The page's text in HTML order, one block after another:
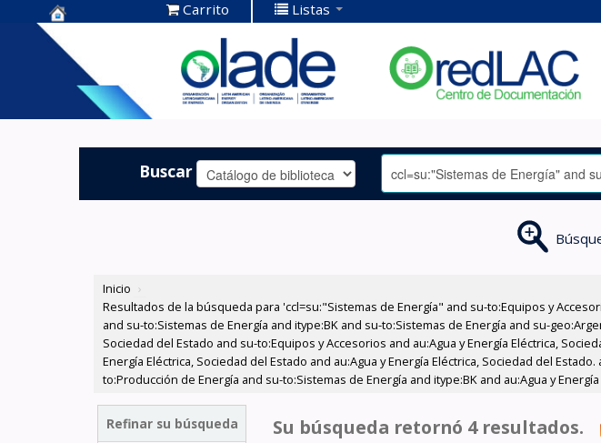
Centro de
Documentación
OLADE -
Carrito Listas
Buscar
Inicio ›
Resultados de la búsqueda para 'ccl=su:"Sistemas de Energía" and su-to:Equipos y
and su-to:Sistemas de Energía and itype:BK and su-to:Sistemas de Energía and su-
Sociedad del Estado and su-to:Equipos y Accesorios and au:Agua y Energía Eléctrica,
Energía Eléctrica, Sociedad del Estado and au:Agua y Energía Eléctrica, Sociedad del
to:Producción de Energía and su-to:Sistemas de Energía and itype:BK and au:Agua y
Refinar su búsqueda Su búsqueda retornó 4 resultados.